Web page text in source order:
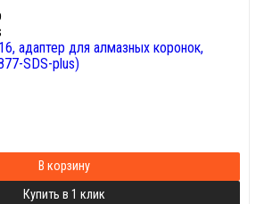
адаптер для алмазных коронок,
SDS-plus)
В корзину
Купить в 1 клик